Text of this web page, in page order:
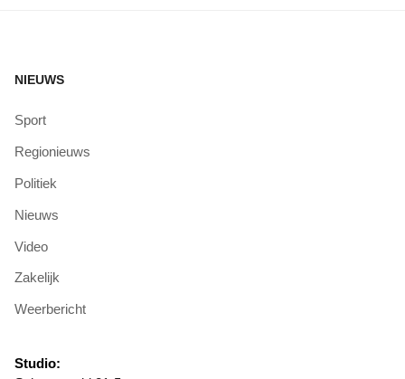
NIEUWS
Sport
Regionieuws
Politiek
Nieuws
Video
Zakelijk
Weerbericht
Studio: